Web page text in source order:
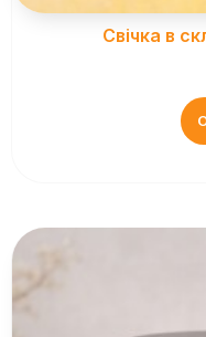
Свічка в